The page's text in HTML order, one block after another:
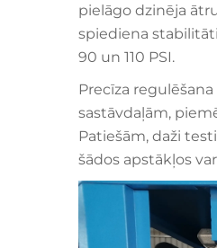
pielāgo dzinēja
spiediena
90 un 110 PSI.
Precīza
sastāvdaļām,
Patiešām, daži
šādos apstākļos